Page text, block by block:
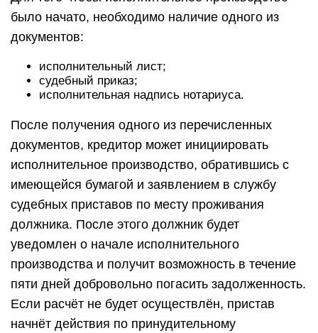
было начато, необходимо наличие одного из
документов:
исполнительный лист;
судебный приказ;
исполнительная надпись нотариуса.
После получения одного из перечисленных
документов, кредитор может инициировать
исполнительное производство, обратившись с
имеющейся бумагой и заявлением в службу
судебных приставов по месту проживания
должника. После этого должник будет
уведомлен о начале исполнительного
производства и получит возможность в течение
пяти дней добровольно погасить задолженность.
Если расчёт не будет осуществлён, пристав
начнёт действия по принудительному